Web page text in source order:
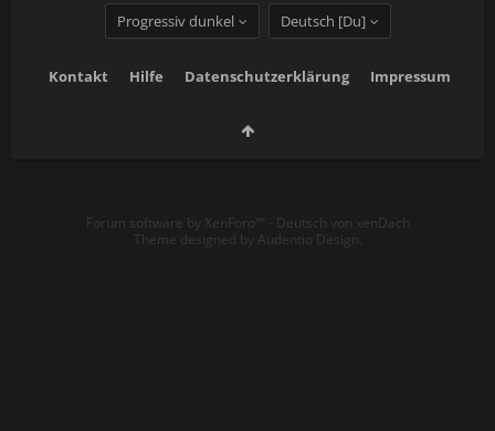
Progressiv dunkel Deutsch [Du]
Kontakt Hilfe Datenschutzerklärung Impressum
Forum software by XenForo™ - Deutsch von xenDach
Theme designed by Audentio Design.